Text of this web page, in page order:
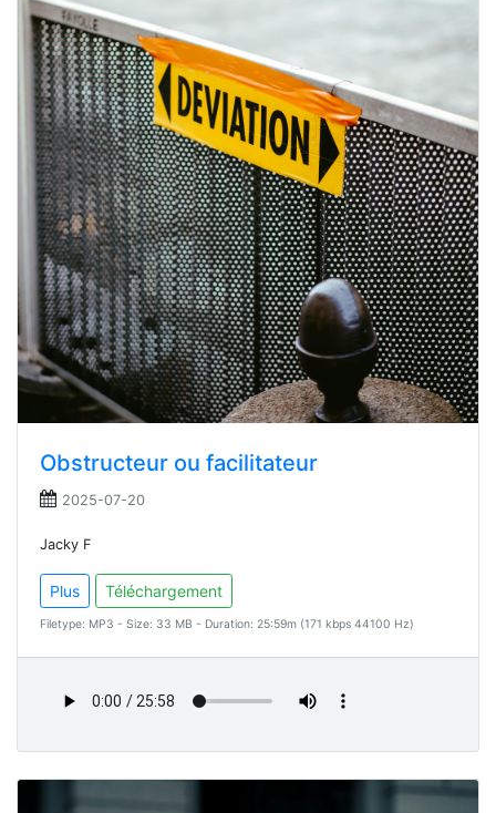
Obstructeur ou facilitateur
2025-07-20
Jacky F
Plus Téléchargement
Filetype: MP3 - Size: 33 MB - Duration: 25:59m (171 kbps 44100 Hz)